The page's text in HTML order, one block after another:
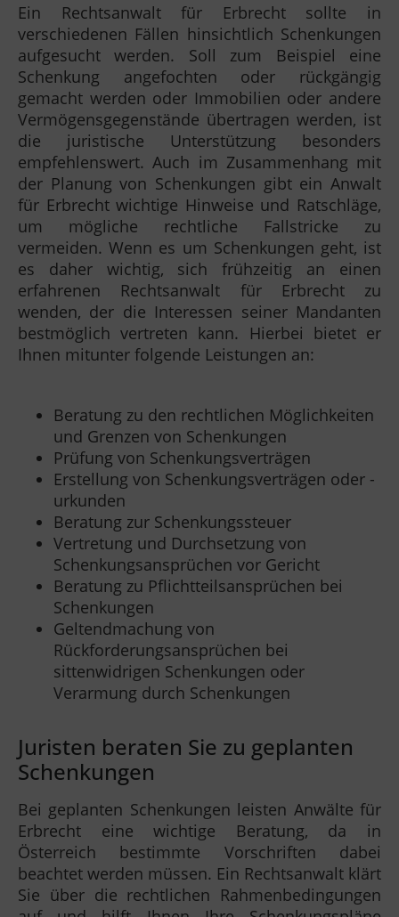
Ein Rechtsanwalt für Erbrecht sollte in
verschiedenen Fällen hinsichtlich Schenkungen
aufgesucht werden. Soll zum Beispiel eine
Schenkung angefochten oder rückgängig
gemacht werden oder Immobilien oder andere
Vermögensgegenstände übertragen werden, ist
die juristische Unterstützung besonders
empfehlenswert. Auch im Zusammenhang mit
der Planung von Schenkungen gibt ein Anwalt
für Erbrecht wichtige Hinweise und Ratschläge,
um mögliche rechtliche Fallstricke zu
vermeiden. Wenn es um Schenkungen geht, ist
es daher wichtig, sich frühzeitig an einen
erfahrenen Rechtsanwalt für Erbrecht zu
wenden, der die Interessen seiner Mandanten
bestmöglich vertreten kann. Hierbei bietet er
Ihnen mitunter folgende Leistungen an:
Beratung zu den rechtlichen Möglichkeiten
und Grenzen von Schenkungen
Prüfung von Schenkungsverträgen
Erstellung von Schenkungsverträgen oder -
urkunden
Beratung zur Schenkungssteuer
Vertretung und Durchsetzung von
Schenkungsansprüchen vor Gericht
Beratung zu Pflichtteilsansprüchen bei
Schenkungen
Geltendmachung von
Rückforderungsansprüchen bei
sittenwidrigen Schenkungen oder
Verarmung durch Schenkungen
Juristen beraten Sie zu geplanten
Schenkungen
Bei geplanten Schenkungen leisten Anwälte für
Erbrecht eine wichtige Beratung, da in
Österreich bestimmte Vorschriften dabei
beachtet werden müssen. Ein Rechtsanwalt klärt
Sie über die rechtlichen Rahmenbedingungen